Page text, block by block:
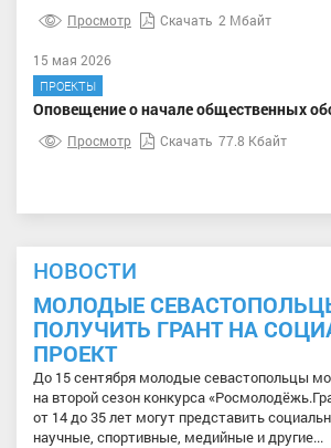
Просмотр Скачать 2 Мбайт
15 мая 2026
ПРОЕКТЫ
Оповещение о начале общественных
Просмотр Скачать 77.8 Кбайт
НОВОСТИ
МОЛОДЫЕ
ПОЛУЧИТЬ ГРАНТ НА
ПРОЕКТ
До 15 сентября молодые севастопольцы
на второй сезон конкурса
от 14 до 35 лет могут представить
научные, спортивные, медийные и другие...